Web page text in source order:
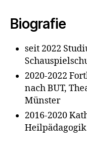
Biografie
seit 2022
2020-2022
nach BUT,
Münster
2016-2020